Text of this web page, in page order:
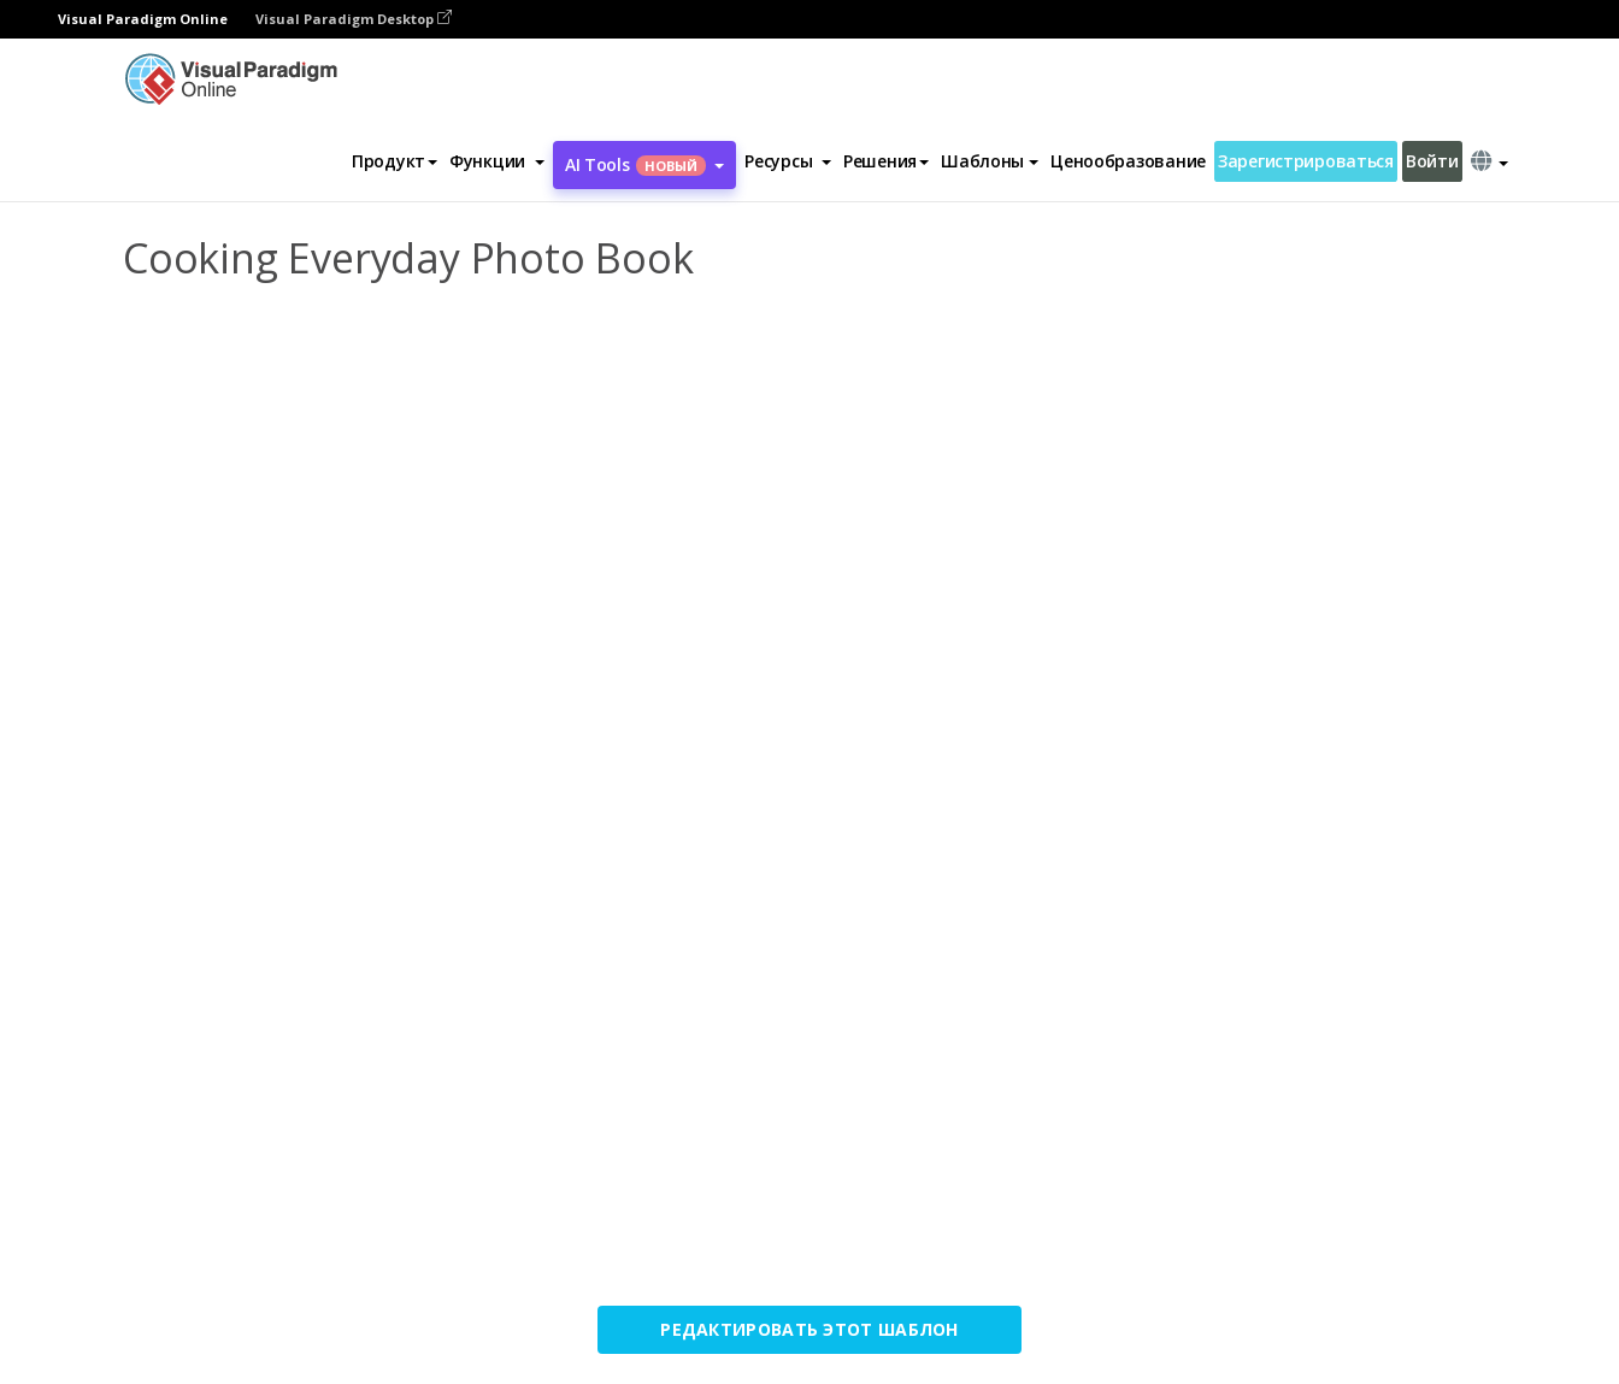
Visual Paradigm Online Visual Paradigm Desktop
Продукт Функции AI Tools НОВЫЙ Ресурсы Решения Шаблоны Ценообразование Зарегистрироваться Войти
Повседневные фотокниги Cooking Everyday Photo Book
Cooking Everyday Photo Book
РЕДАКТИРОВАТЬ ЭТОТ ШАБЛОН